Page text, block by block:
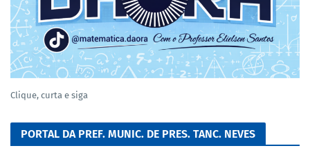
Clique, curta e siga
PORTAL DA PREF. MUNIC. DE PRES. TANC. NEVES